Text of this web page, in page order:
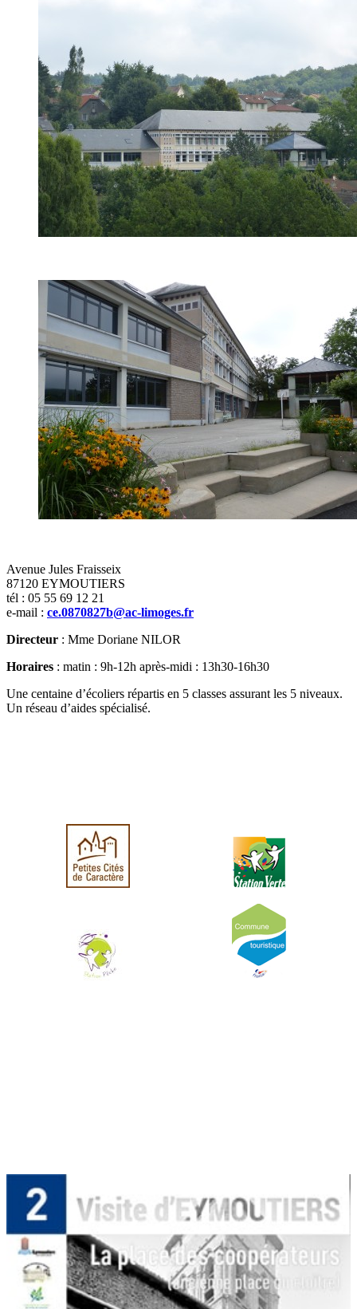
Avenue Jules Fraisseix
87120 EYMOUTIERS
tél : 05 55 69 12 21
e-mail : ce.0870827b@ac-limoges.fr
Directeur : Mme Doriane NILOR
Horaires : matin : 9h-12h après-midi : 13h30-16h30
Une centaine d’écoliers répartis en 5 classes assurant les 5 niveaux.
Un réseau d’aides spécialisé.